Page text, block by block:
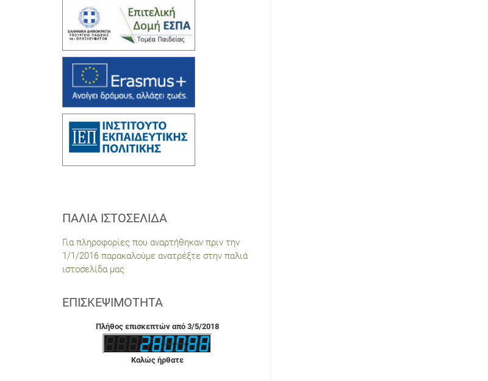
ΠΑΛΙΆ ΙΣΤΟΣΕΛΊΔΑ
Για πληροφορίες που αναρτήθηκαν πριν την
1/1/2016 παρακαλούμε ανατρέξτε στην παλιά
ιστοσελίδα μας
ΕΠΙΣΚΕΨΙΜΌΤΗΤΑ
Πλήθος επισκεπτών από 3/5/2018
Καλώς ήρθατε